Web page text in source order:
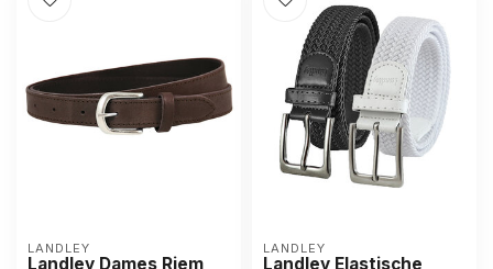
LANDLEY
Landley Dames Riem
LANDLEY
Landley Elastische